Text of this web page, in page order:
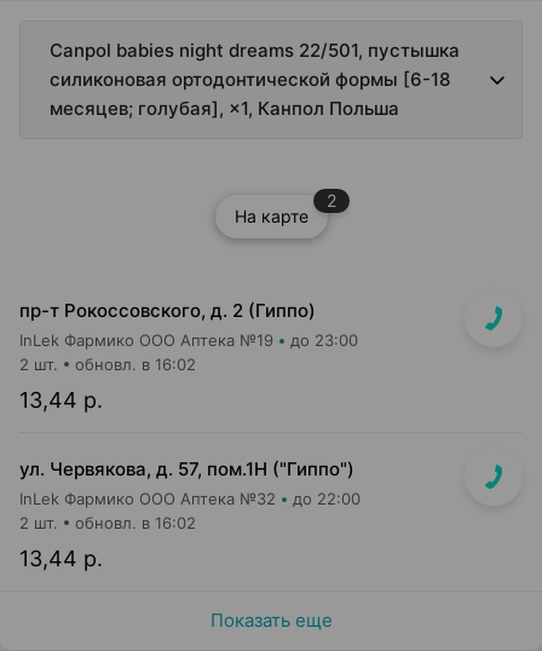
Canpol babies night dreams 22/501, пустышка
силиконовая ортодонтической формы [6-18
месяцев; голубая], ×1, Канпол Польша
На карте
2
пр-т Рокоссовского, д. 2 (Гиппо)
InLek Фармико ООО Аптека №19 до 23:00
13,44 р.
2 шт. обновл. в 16:02
ул. Червякова, д. 57, пом.1Н ("Гиппо")
InLek Фармико ООО Аптека №32 до 22:00
13,44 р.
2 шт. обновл. в 16:02
Показать еще